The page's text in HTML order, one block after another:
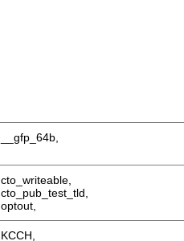
__gfp_64b,
cto_writeable,
cto_pub_test_tld,
optout,
KCCH,